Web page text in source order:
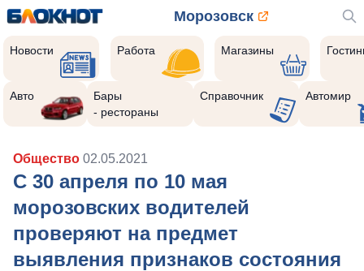
Морозовск
Новости Работа Магазины
Авто
Бары
- рестораны
Справочник Автомир
Общество 02.05.2021
С 30 апреля по 10 мая
морозовских водителей
проверяют на предмет
выявления признаков состояния